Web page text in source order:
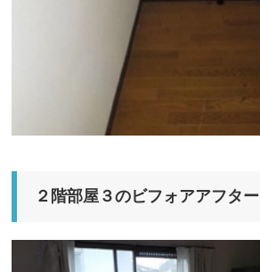
２階部屋３のビフォアアフター